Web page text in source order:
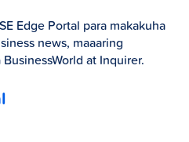
Edge Portal para makakuha
news, maaaring
at Inquirer.